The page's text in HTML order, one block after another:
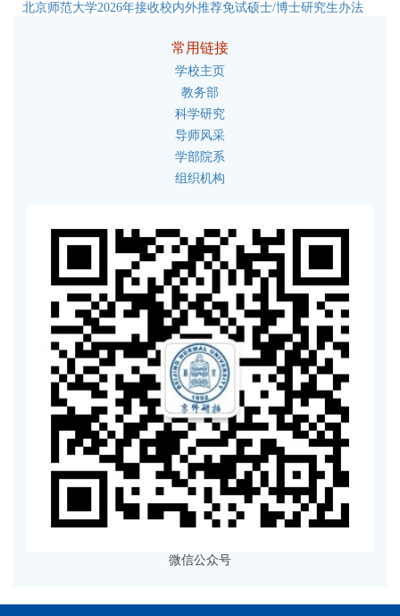
北京师范大学2026年接收校内外推荐免试硕士/博士研究生办法
常用链接
学校主页
教务部
科学研究
导师风采
学部院系
组织机构
微信公众号